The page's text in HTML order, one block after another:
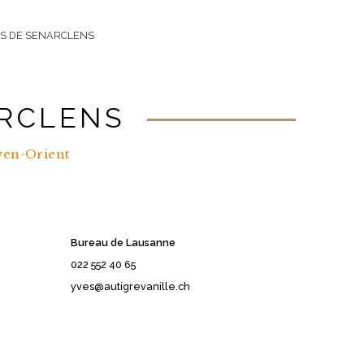
DE SENARCLENS
Orient
Bureau de Lausanne
022 552 40 65
yves@autigrevanille.ch